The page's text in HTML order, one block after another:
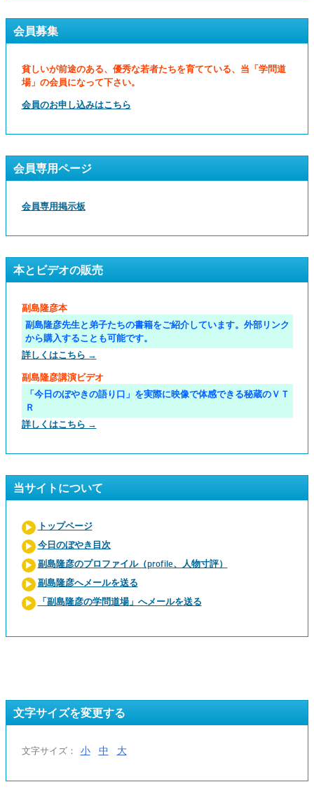
会員募集
貧しいが前途のある、優秀な若者たちを育てている、当「学問道
場」の会員になって下さい。
会員のお申し込みはこちら
会員専用ページ
会員専用掲示板
本とビデオの販売
副島隆彦本
副島隆彦先生と弟子たちの書籍をご紹介しています。外部リンク
から購入することも可能です。
詳しくはこちら →
副島隆彦講演ビデオ
「今日のぼやきの語り口」を実際に映像で体感できる秘蔵のＶＴ
Ｒ
詳しくはこちら →
当サイトについて
トップページ
今日のぼやき目次
副島隆彦のプロファイル（profile、人物寸評）
副島隆彦へメールを送る
「副島隆彦の学問道場」へメールを送る
文字サイズを変更する
文字サイズ： 小 中 大